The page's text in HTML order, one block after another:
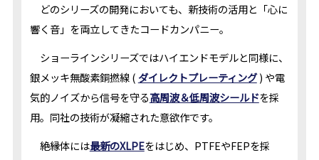
どのシリーズの開発においても、新技術の活用と「心に
響く音」を両立してきたコードカンパニー。
ショーラインシリーズではハイエンドモデルと同様に、
銀メッキ無酸素銅撚線 ( ダイレクトプレーティング) や電
気的ノイズから信号を守る高周波＆低周波シールドを採
用。同社の技術が凝縮された意欲作です。
絶縁体には最新のXLPEをはじめ、PTFEやFEPを採